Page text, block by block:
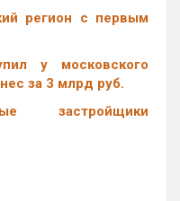
регион с первым
у московского
за 3 млрд руб.
застройщики